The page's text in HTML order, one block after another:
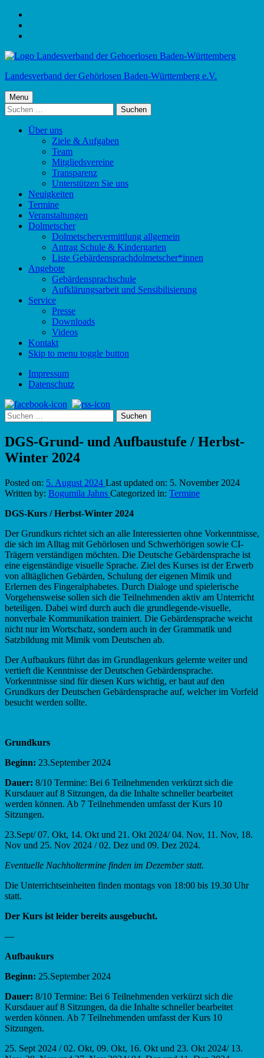
content
footer
Landesverband der Gehörlosen Baden-Württemberg e.V.
Menu
Suchen
nach:
Über uns
Ziele & Aufgaben
Team
Mitgliedsvereine
Transparenz
Unterstützen Sie uns
Neuigkeiten
Termine
Veranstaltungen
Dolmetscher
Dolmetschervermittlung allgemein
Antrag Schule & Kindergarten
Liste Gebärdensprachdolmetscher*innen
Angebote
Gebärdensprachschule
Aufklärungsarbeit und Sensibilisierung
Service
Presse
Downloads
Videos
Kontakt
Skip to menu toggle button
Impressum
Datenschutz
Suchen
nach:
DGS-Grund- und Aufbaustufe / Herbst-
Winter 2024
Posted on: 5. August 2024 Last updated on: 5. November 2024
Written by: Bogumila Jahns Categorized in: Termine
DGS-Kurs / Herbst-Winter 2024
Der Grundkurs richtet sich an alle Interessierten ohne Vorkenntnisse,
die sich im Alltag mit Gehörlosen und Schwerhörigen sowie CI-
Trägern verständigen möchten. Die Deutsche Gebärdensprache ist
eine eigenständige visuelle Sprache. Ziel des Kurses ist der Erwerb
von alltäglichen Gebärden, Schulung der eigenen Mimik und
Erlernen des Fingeralphabetes. Durch Dialoge und spielerische
Vorgehensweise sollen sich die Teilnehmenden aktiv am Unterricht
beteiligen. Dabei wird durch auch die grundlegende-visuelle,
nonverbale Kommunikation trainiert. Die Gebärdensprache weicht
nicht nur im Wortschatz, sondern auch in der Grammatik und
Satzbildung mit Mimik vom Deutschen ab.
Der Aufbaukurs führt das im Grundlagenkurs gelernte weiter und
vertieft die Kenntnisse der Deutschen Gebärdensprache.
Vorkenntnisse sind für diesen Kurs wichtig, er baut auf den
Grundkurs der Deutschen Gebärdensprache auf, welcher im Vorfeld
besucht werden sollte.
Grundkurs
Beginn: 23.September 2024
Dauer: 8/10 Termine: Bei 6 Teilnehmenden verkürzt sich die
Kursdauer auf 8 Sitzungen, da die Inhalte schneller bearbeitet
werden können. Ab 7 Teilnehmenden umfasst der Kurs 10
Sitzungen.
23.Sept/ 07. Okt, 14. Okt und 21. Okt 2024/ 04. Nov, 11. Nov, 18.
Nov und 25. Nov 2024 / 02. Dez und 09. Dez 2024.
Eventuelle Nachholtermine finden im Dezember statt.
Die Unterrichtseinheiten finden montags von 18:00 bis 19.30 Uhr
statt.
Der Kurs ist leider bereits ausgebucht.
—
Aufbaukurs
Beginn: 25.September 2024
Dauer: 8/10 Termine: Bei 6 Teilnehmenden verkürzt sich die
Kursdauer auf 8 Sitzungen, da die Inhalte schneller bearbeitet
werden können. Ab 7 Teilnehmenden umfasst der Kurs 10
Sitzungen.
25. Sept 2024 / 02. Okt, 09. Okt, 16. Okt und 23. Okt 2024/ 13.